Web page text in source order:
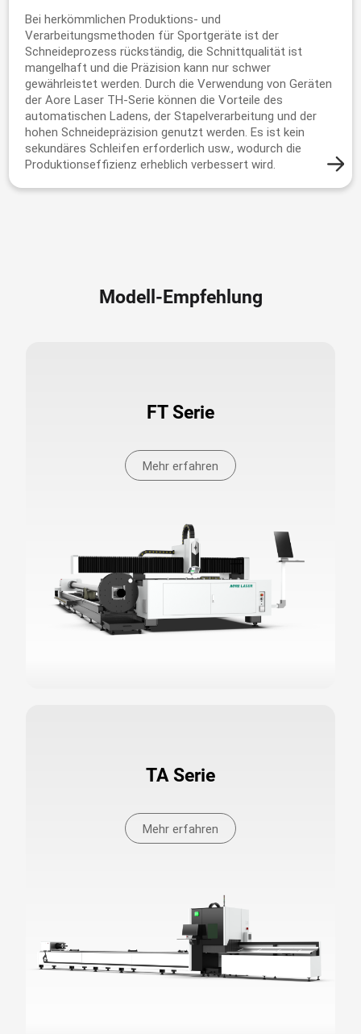
Bei herkömmlichen Produktions- und
Verarbeitungsmethoden für Sportgeräte ist der
Schneideprozess rückständig, die Schnittqualität ist
mangelhaft und die Präzision kann nur schwer
gewährleistet werden. Durch die Verwendung von Geräten
der Aore Laser TH-Serie können die Vorteile des
automatischen Ladens, der Stapelverarbeitung und der
hohen Schneidepräzision genutzt werden. Es ist kein
sekundäres Schleifen erforderlich usw., wodurch die
Produktionseffizienz erheblich verbessert wird.
Modell-Empfehlung
FT Serie
Mehr erfahren
TA Serie
Mehr erfahren